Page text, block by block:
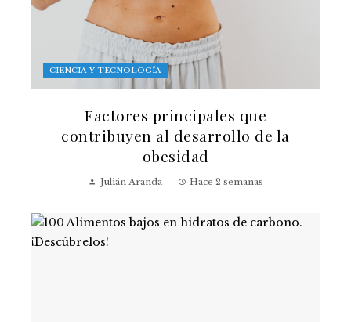
CIENCIA Y TECNOLOGÍA
Factores principales que
contribuyen al desarrollo de la
obesidad
Julián Aranda Hace 2 semanas